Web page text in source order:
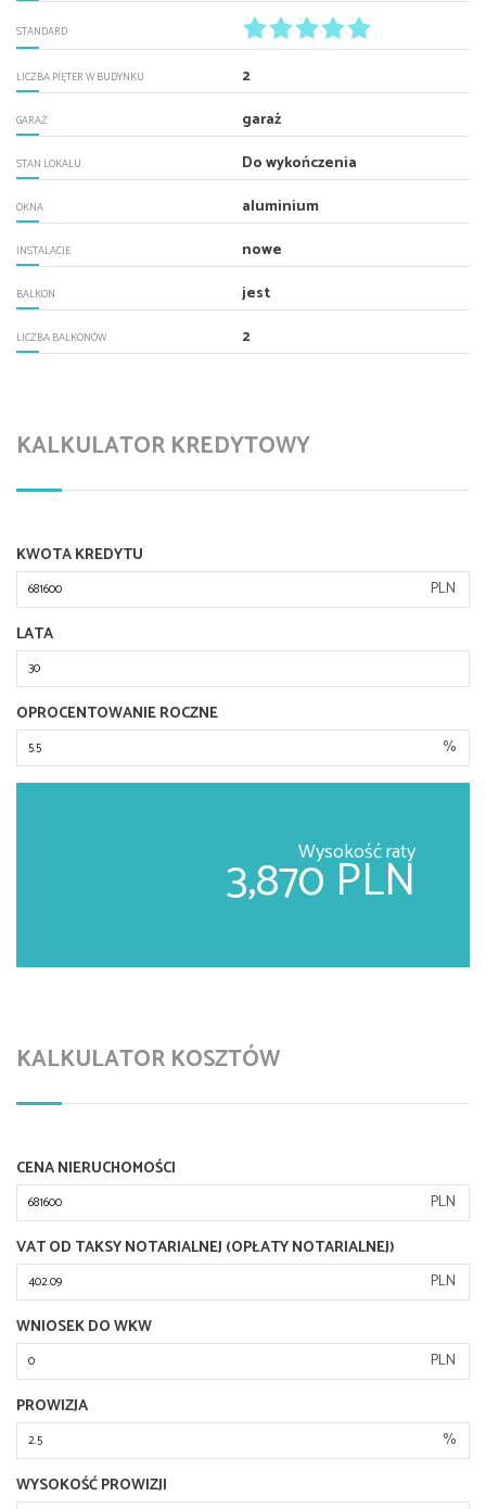
STANDARD
LICZBA PIĘTER W BUDYNKU 2
GARAŻ garaż
STAN LOKALU Do wykończenia
OKNA aluminium
INSTALACJE nowe
BALKON jest
LICZBA BALKONÓW 2
KALKULATOR KREDYTOWY
KWOTA KREDYTU
PLN
LATA
OPROCENTOWANIE ROCZNE
%
Wysokość raty
3,870 PLN
KALKULATOR KOSZTÓW
CENA NIERUCHOMOŚCI
PLN
VAT OD TAKSY NOTARIALNEJ (OPŁATY NOTARIALNEJ)
PLN
WNIOSEK DO WKW
PLN
PROWIZJA
%
WYSOKOŚĆ PROWIZJI